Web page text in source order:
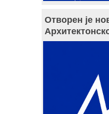
Отворен је